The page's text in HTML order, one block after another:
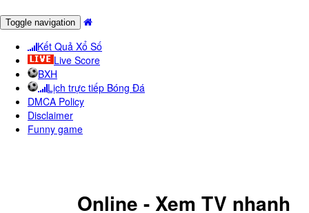
Toggle navigation
Kết Quả Xổ Số
Live Score
BXH
Lịch trực tiếp Bóng Đá
DMCA Policy
Disclaimer
Funny game
Online - Xem TV nhanh